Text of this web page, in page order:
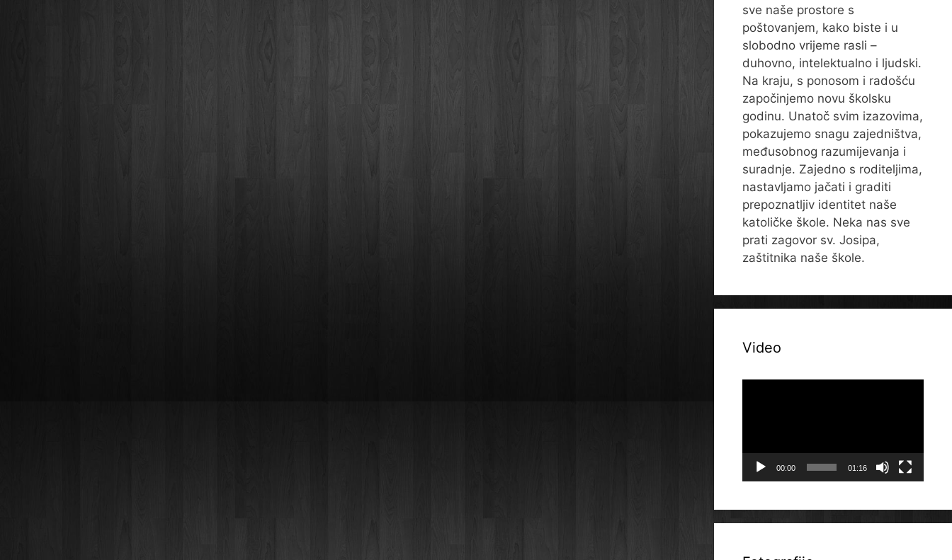
sve naše prostore s
poštovanjem, kako biste i u
slobodno vrijeme rasli –
duhovno, intelektualno i ljudski.
Na kraju, s ponosom i radošću
započinjemo novu školsku
godinu. Unatoč svim izazovima,
pokazujemo snagu zajedništva,
međusobnog razumijevanja i
suradnje. Zajedno s roditeljima,
nastavljamo jačati i graditi
prepoznatljiv identitet naše
katoličke škole. Neka nas sve
prati zagovor sv. Josipa,
zaštitnika naše škole.
Video
00:00 01:16